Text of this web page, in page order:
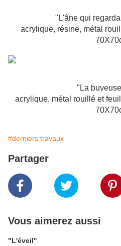
"L'âne qui
acrylique, résine, métal
"La
acrylique, métal rouillé et
#derniers travaux
Partager
Vous aimerez aussi
"L'éveil"